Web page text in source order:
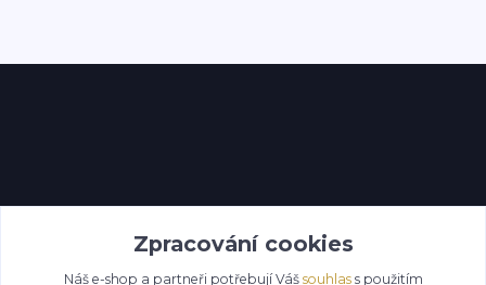
Zpracování cookies
Náš e-shop a partneři potřebují Váš souhlass použitím